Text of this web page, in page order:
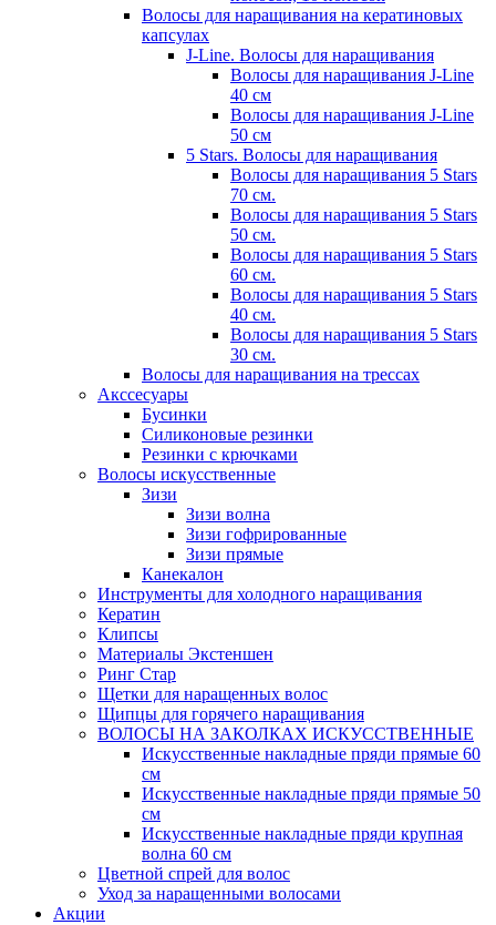
Волосы для наращивания на кератиновых
капсулах
J-Line. Волосы для наращивания
Волосы для наращивания J-Line
40 см
Волосы для наращивания J-Line
50 см
5 Stars. Волосы для наращивания
Волосы для наращивания 5 Stars
70 см.
Волосы для наращивания 5 Stars
50 см.
Волосы для наращивания 5 Stars
60 см.
Волосы для наращивания 5 Stars
40 см.
Волосы для наращивания 5 Stars
30 см.
Волосы для наращивания на трессах
Акссесуары
Бусинки
Силиконовые резинки
Резинки с крючками
Волосы искусственные
Зизи
Зизи волна
Зизи гофрированные
Зизи прямые
Канекалон
Инструменты для холодного наращивания
Кератин
Клипсы
Материалы Экстеншен
Ринг Стар
Щетки для наращенных волос
Щипцы для горячего наращивания
ВОЛОСЫ НА ЗАКОЛКАХ ИСКУССТВЕННЫЕ
Искусственные накладные пряди прямые 60
см
Искусственные накладные пряди прямые 50
см
Искусственные накладные пряди крупная
волна 60 см
Цветной спрей для волос
Уход за наращенными волосами
Акции